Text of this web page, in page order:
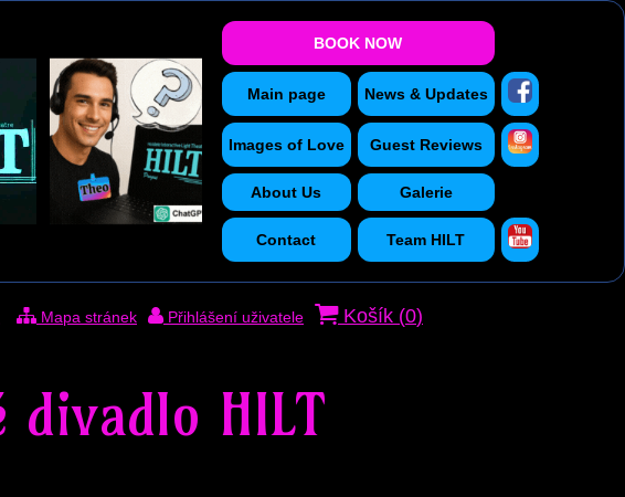
BOOK NOW
Main page News & Updates
Images of Love Guest Reviews
About Us Galerie
Contact Team HILT
Mapa stránek Přihlášení uživatele Košík (0)
divadlo HILT